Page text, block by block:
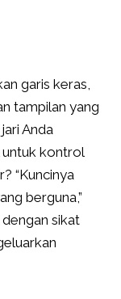
garis keras,
tampilan yang
Anda
untuk kontrol
“Kuncinya
berguna,”
sikat